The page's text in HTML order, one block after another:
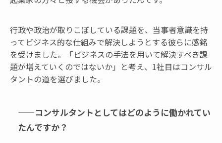
行政や政治が取りこぼしている課題を、当事者意識を持
ってビジネス的な仕組みで解決しようとする彼らに感銘
を受けました。「ビジネスの手法を用いて解決すべき課
題が増えていくのではないか」と考え、1社目はコンサル
タントの道を選びました。
——コンサルタントとしてはどのように働かれてい
たんですか？